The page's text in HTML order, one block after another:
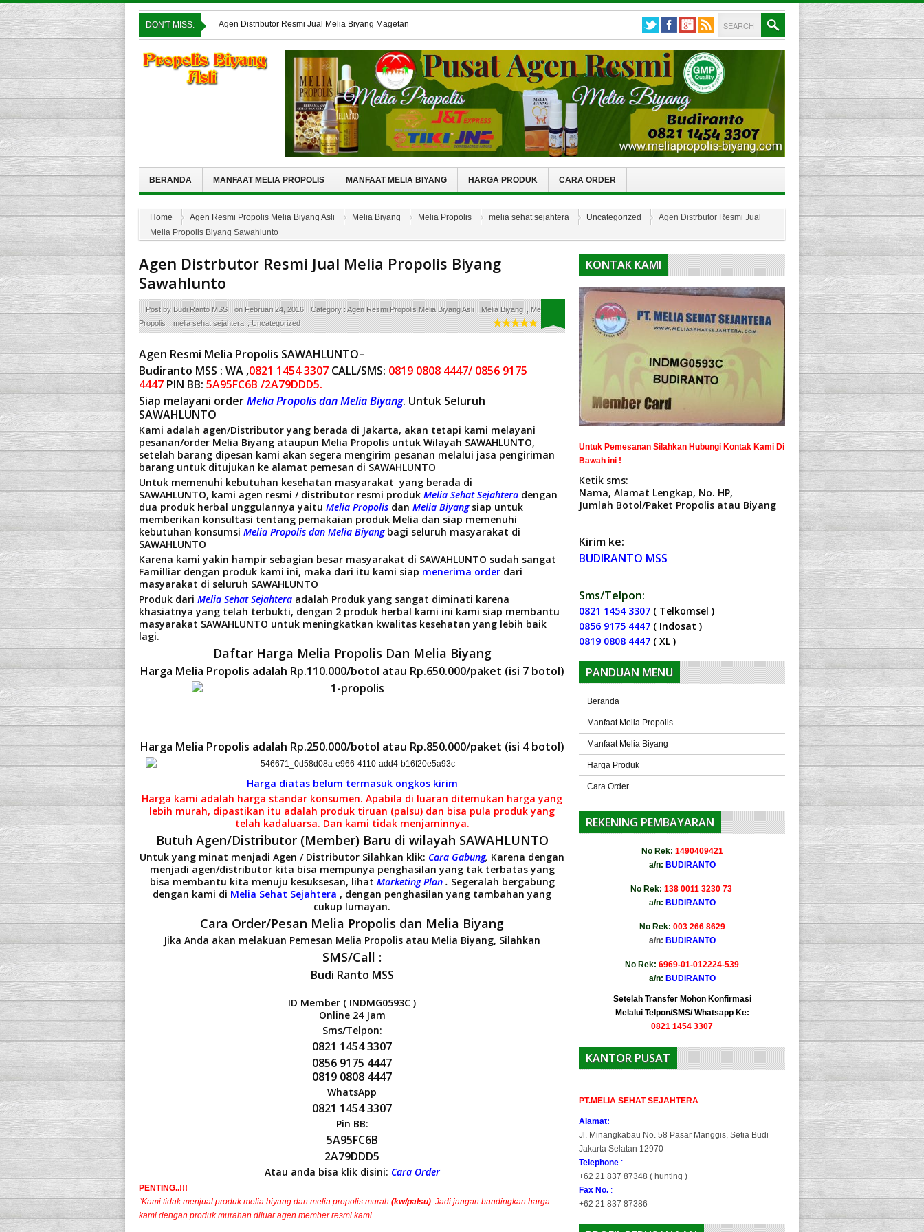
DON'T MISS:
Agen Distributor Resmi Jual Melia Biyang Magetan
Pusat Distributor Agen Resmi Jual Melia Propolis Bantul
Agen Distributor Resmi Jual Melia Propolis Gemolong
Agen Resmi Propolis Melia Biyang Di BANJARMASIN
Agen Resmi Propolis Melia Biyang Di KAUR
BERANDA MANFAAT MELIA PROPOLIS MANFAAT MELIA BIYANG HARGA PRODUK CARA ORDER
Home Agen Resmi Propolis Melia Biyang Asli Melia Biyang Melia Propolis melia sehat sejahtera Uncategorized
Agen Distrbutor Resmi Jual
Melia Propolis Biyang Sawahlunto
Agen Distrbutor Resmi Jual Melia Propolis Biyang
Sawahlunto
Post byBudi Ranto MSS onFebruari 24, 2016 Category :Agen Resmi Propolis Melia Biyang Asli ,Melia Biyang ,Melia
Propolis ,melia sehat sejahtera ,Uncategorized
Agen Resmi Melia Propolis SAWAHLUNTO–
Budiranto MSS : WA ,0821 1454 3307 CALL/SMS: 0819 0808 4447/ 0856 9175
4447 PIN BB: 5A95FC6B /2A79DDD5.
Siap melayani orderMelia Propolis dan Melia Biyang. Untuk Seluruh
SAWAHLUNTO
Kami adalah agen/Distributor yang berada di Jakarta, akan tetapi kami melayani
pesanan/order Melia Biyang ataupun Melia Propolis untuk Wilayah SAWAHLUNTO,
setelah barang dipesan kami akan segera mengirim pesanan melalui jasa pengiriman
barang untuk ditujukan ke alamat pemesan di SAWAHLUNTO
Untuk memenuhi kebutuhan kesehatan masyarakat yang berada di
SAWAHLUNTO, kami agen resmi / distributor resmi produk Melia Sehat Sejahtera dengan
dua produk herbal unggulannya yaitu Melia Propolis dan Melia Biyang siap untuk
memberikan konsultasi tentang pemakaian produk Melia dan siap memenuhi
kebutuhan konsumsi Melia Propolis dan Melia Biyang bagi seluruh masyarakat di
SAWAHLUNTO
Karena kami yakin hampir sebagian besar masyarakat di SAWAHLUNTO sudah sangat
Familliar dengan produk kami ini, maka dari itu kami siap menerima order dari
masyarakat di seluruh SAWAHLUNTO
Produk dari Melia Sehat Sejahtera adalah Produk yang sangat diminati karena
khasiatnya yang telah terbukti, dengan 2 produk herbal kami ini kami siap membantu
masyarakat SAWAHLUNTO untuk meningkatkan kwalitas kesehatan yang lebih baik
lagi.
Daftar Harga Melia Propolis Dan Melia Biyang
Harga Melia Propolis adalah Rp.110.000/botol atau Rp.650.000/paket (isi 7 botol)
Harga Melia Propolis adalah Rp.250.000/botol atau Rp.850.000/paket (isi 4 botol)
Harga diatas belum termasuk ongkos kirim
Harga kami adalah harga standar konsumen. Apabila di luaran ditemukan harga yang
lebih murah, dipastikan itu adalah produk tiruan (palsu) dan bisa pula produk yang
telah kadaluarsa. Dan kami tidak menjaminnya.
Butuh Agen/Distributor (Member) Baru di wilayah SAWAHLUNTO
Untuk yang minat menjadi Agen / Distributor Silahkan klik: Cara Gabung, Karena dengan
menjadi agen/distributor kita bisa mempunya penghasilan yang tak terbatas yang
bisa membantu kita menuju kesuksesan, lihat Marketing Plan . Segeralah bergabung
dengan kami di Melia Sehat Sejahtera , dengan penghasilan yang tambahan yang
cukup lumayan.
Cara Order/Pesan Melia Propolis dan Melia Biyang
Jika Anda akan melakuan Pemesan Melia Propolis atau Melia Biyang, Silahkan
SMS/Call :
Budi Ranto MSS
ID Member ( INDMG0593C )
Online 24 Jam
Sms/Telpon:
0821 1454 3307
0856 9175 4447
0819 0808 4447
WhatsApp
0821 1454 3307
Pin BB:
5A95FC6B
2A79DDD5
Atau anda bisa klik disini: Cara Order
PENTING..!!!
“Kami tidak menjual produk melia biyang dan melia propolis murah (kw/palsu). Jadi jangan bandingkan harga
kami dengan produk murahan diluar agen member resmi kami
KONTAK KAMI
Untuk Pemesanan Silahkan Hubungi Kontak Kami Di
Bawah ini !
Ketik sms:
Nama, Alamat Lengkap, No. HP,
Jumlah Botol/Paket Propolis atau Biyang
Kirim ke:
BUDIRANTO MSS
Sms/Telpon:
0821 1454 3307 ( Telkomsel )
0856 9175 4447 ( Indosat )
0819 0808 4447 ( XL )
PANDUAN MENU
Beranda
Manfaat Melia Propolis
Manfaat Melia Biyang
Harga Produk
Cara Order
REKENING PEMBAYARAN
No Rek: 1490409421
a/n: BUDIRANTO
No Rek: 138 0011 3230 73
a/n: BUDIRANTO
No Rek: 003 266 8629
a/n: BUDIRANTO
No Rek: 6969-01-012224-539
a/n: BUDIRANTO
Setelah Transfer Mohon Konfirmasi
Melalui Telpon/SMS/ Whatsapp Ke:
0821 1454 3307
KANTOR PUSAT
PT.MELIA SEHAT SEJAHTERA
Alamat:
Jl. Minangkabau No. 58 Pasar Manggis, Setia Budi
Jakarta Selatan 12970
Telephone :
+62 21 837 87348 ( hunting )
Fax No. :
+62 21 837 87386